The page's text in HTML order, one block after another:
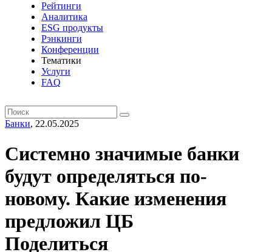
Рейтинги
Аналитика
ESG продукты
Рэнкинги
Конференции
Тематики
Услуги
FAQ
Банки, 22.05.2025
Системно значимые банки
будут определяться по-
новому. Какие изменения
предложил ЦБ
Поделиться